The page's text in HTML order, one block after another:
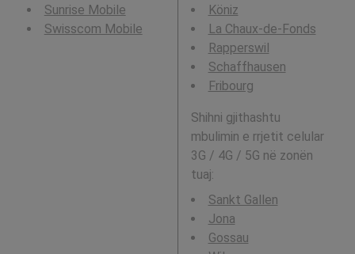
Sunrise Mobile
Swisscom Mobile
Köniz
La Chaux-de-Fonds
Rapperswil
Schaffhausen
Fribourg
Shihni gjithashtu
mbulimin e rrjetit celular
3G / 4G / 5G në zonën
tuaj:
Sankt Gallen
Jona
Gossau